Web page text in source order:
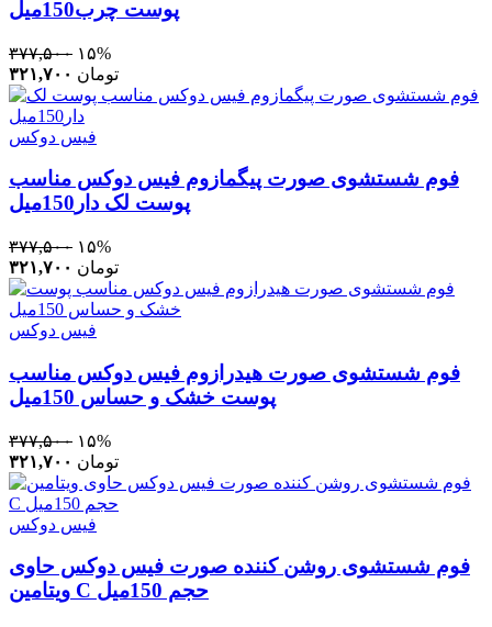
پوست چرب150میل
۳۷۷,۵۰۰ ۱۵%
۳۲۱,۷۰۰ تومان
فیس دوکس
فوم شستشوی صورت پیگمازوم فیس دوکس مناسب
پوست لک دار150میل
۳۷۷,۵۰۰ ۱۵%
۳۲۱,۷۰۰ تومان
فیس دوکس
فوم شستشوی صورت هیدرازوم فیس دوکس مناسب
پوست خشک و حساس 150میل
۳۷۷,۵۰۰ ۱۵%
۳۲۱,۷۰۰ تومان
فیس دوکس
فوم شستشوی روشن کننده صورت فیس دوکس حاوی
ویتامین C حجم 150میل